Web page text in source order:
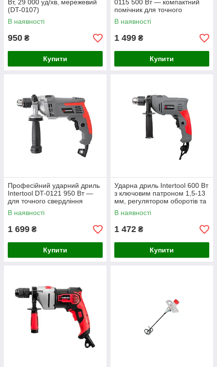
Вт, 29 000 уд/хв, мережевий
(DT-0107)
В наявності
950 ₴
Купити
0115 500 Вт — компактний
помічник для точного
свердління
В наявності
1 499 ₴
Купити
Професійний ударний дриль
Intertool DT-0121 950 Вт —
для точного свердління
дерева, металу та бетону
В наявності
1 699 ₴
Купити
Ударна дриль Intertool 600 Вт
з ключовим патроном 1,5-13
мм, регулятором оборотів та
двома режимами свердління
В наявності
1 472 ₴
Купити